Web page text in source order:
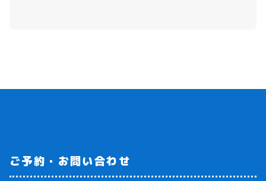
ご予約・お問い合わせ